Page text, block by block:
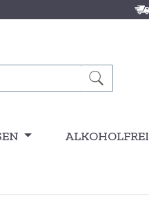
ALKOHOLFREI